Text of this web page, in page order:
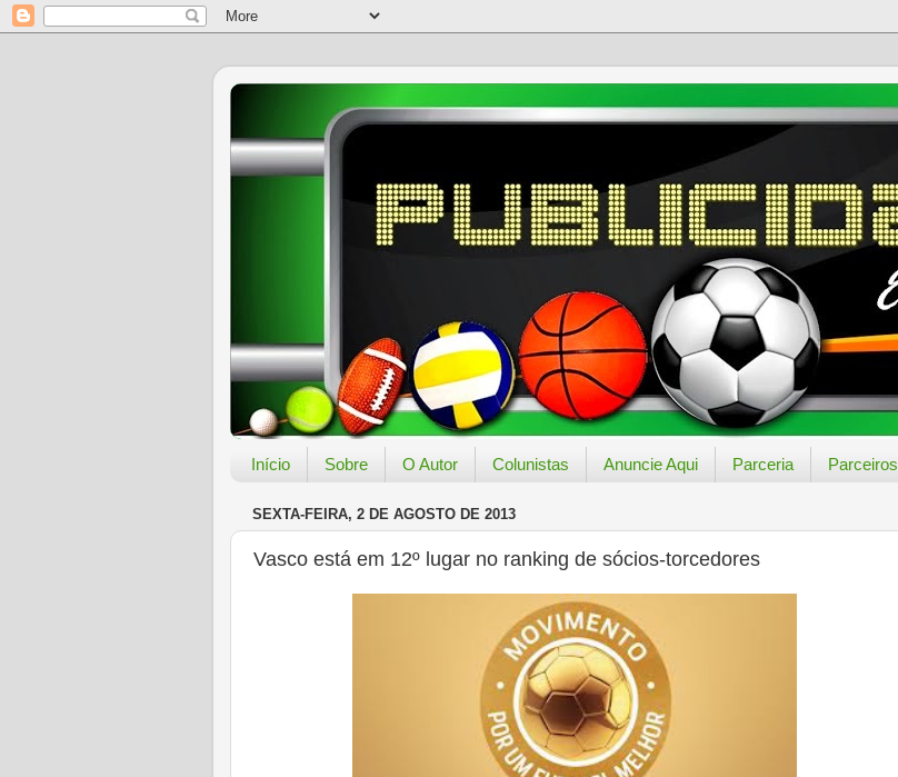
Início Sobre O Autor Colunistas Anuncie Aqui Parceria Parceiros
SEXTA-FEIRA, 2 DE AGOSTO DE 2013
Vasco está em 12º lugar no ranking de sócios-torcedores